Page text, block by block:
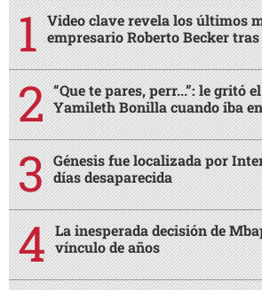
Video clave revela los últimos
empresario Roberto Becker tras
“Que te pares, perr...”: le gritó
Yamileth Bonilla cuando iba
Génesis fue localizada por
días desaparecida
La inesperada decisión de
vínculo de años